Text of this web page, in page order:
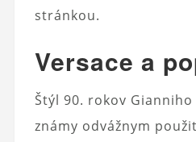
stránkou.
Versace a
Štýl 90. rokov
známy odvážnym